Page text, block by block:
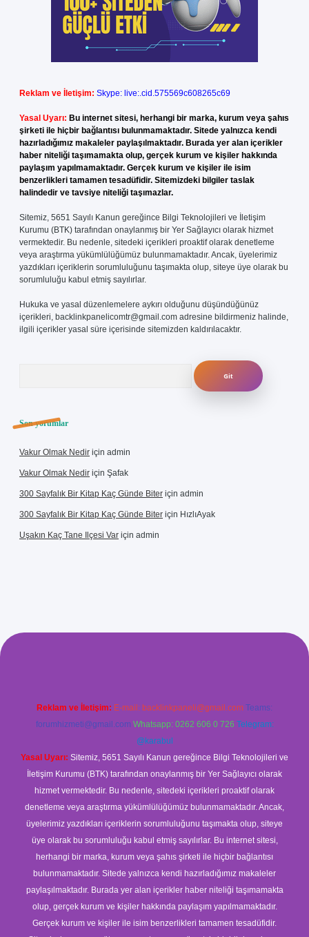
Reklam ve İletişim: Skype: live:.cid.575569c608265c69
Yasal Uyarı: Bu internet sitesi, herhangi bir marka, kurum veya şahıs
şirketi ile hiçbir bağlantısı bulunmamaktadır. Sitede yalnızca kendi
hazırladığımız makaleler paylaşılmaktadır. Burada yer alan içerikler
haber niteliği taşımamakta olup, gerçek kurum ve kişiler hakkında
paylaşım yapılmamaktadır. Gerçek kurum ve kişiler ile isim
benzerlikleri tamamen tesadüfidir. Sitemizdeki bilgiler taslak
halindedir ve tavsiye niteliği taşımazlar.
Sitemiz, 5651 Sayılı Kanun gereğince Bilgi Teknolojileri ve İletişim
Kurumu (BTK) tarafından onaylanmış bir Yer Sağlayıcı olarak hizmet
vermektedir. Bu nedenle, sitedeki içerikleri proaktif olarak denetleme
veya araştırma yükümlülüğümüz bulunmamaktadır. Ancak, üyelerimiz
yazdıkları içeriklerin sorumluluğunu taşımakta olup, siteye üye olarak bu
sorumluluğu kabul etmiş sayılırlar.
Hukuka ve yasal düzenlemelere aykırı olduğunu düşündüğünüz
içerikleri, backlinkpanelicomtr@gmail.com adresine bildirmeniz halinde,
ilgili içerikler yasal süre içerisinde sitemizden kaldırılacaktır.
Son yorumlar
Vakur Olmak Nedir için admin
Vakur Olmak Nedir için Şafak
300 Sayfalık Bir Kitap Kaç Günde Biter için admin
300 Sayfalık Bir Kitap Kaç Günde Biter için HızlıAyak
Uşakın Kaç Tane Ilçesi Var için admin
Reklam ve İletişim: E-mail: backlinkpaneli@gmail.com Teams:
forumhizmeti@gmail.com Whatsapp: 0262 606 0 726 Telegram:
@karabul
Yasal Uyarı: Sitemiz, 5651 Sayılı Kanun gereğince Bilgi Teknolojileri ve
İletişim Kurumu (BTK) tarafından onaylanmış bir Yer Sağlayıcı olarak
hizmet vermektedir. Bu nedenle, sitedeki içerikleri proaktif olarak
denetleme veya araştırma yükümlülüğümüz bulunmamaktadır. Ancak,
üyelerimiz yazdıkları içeriklerin sorumluluğunu taşımakta olup, siteye
üye olarak bu sorumluluğu kabul etmiş sayılırlar. Bu internet sitesi,
herhangi bir marka, kurum veya şahıs şirketi ile hiçbir bağlantısı
bulunmamaktadır. Sitede yalnızca kendi hazırladığımız makaleler
paylaşılmaktadır. Burada yer alan içerikler haber niteliği taşımamakta
olup, gerçek kurum ve kişiler hakkında paylaşım yapılmamaktadır.
Gerçek kurum ve kişiler ile isim benzerlikleri tamamen tesadüfidir.